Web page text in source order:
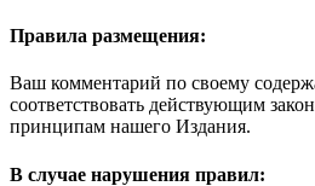
Правила размещения:
Ваш комментарий по своему
соответствовать действующим
принципам нашего Издания.
В случае нарушения правил: